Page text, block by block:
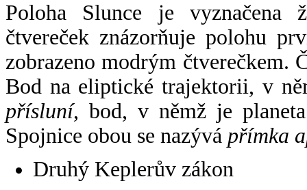
Poloha Slunce je vyznačena
čtvereček znázorňuje polohu
zobrazeno modrým čtverečkem.
Bod na eliptické trajektorii, v
přísluní, bod, v němž je
Spojnice obou se nazývá přímka
Druhý Keplerův zákon